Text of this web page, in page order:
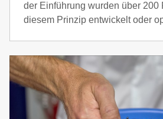
der Einführung wurden über 200
diesem Prinzip entwickelt oder